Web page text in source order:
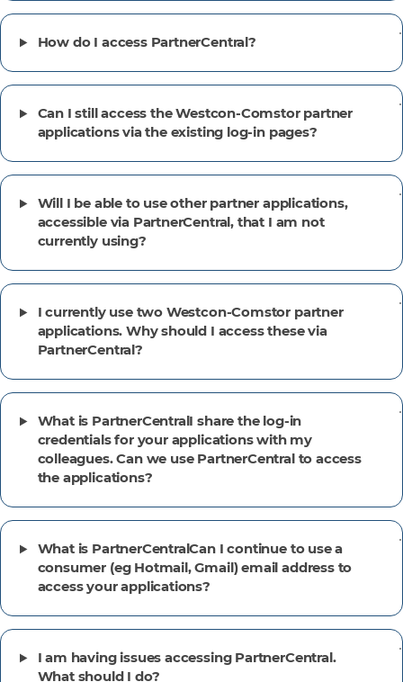
How do I access PartnerCentral?
Can I still access the Westcon-Comstor partner
applications via the existing log-in pages?
Will I be able to use other partner applications,
accessible via PartnerCentral, that I am not
currently using?
I currently use two Westcon-Comstor partner
applications. Why should I access these via
PartnerCentral?
What is PartnerCentralI share the log-in
credentials for your applications with my
colleagues. Can we use PartnerCentral to access
the applications?
What is PartnerCentralCan I continue to use a
consumer (eg Hotmail, Gmail) email address to
access your applications?
I am having issues accessing PartnerCentral.
What should I do?